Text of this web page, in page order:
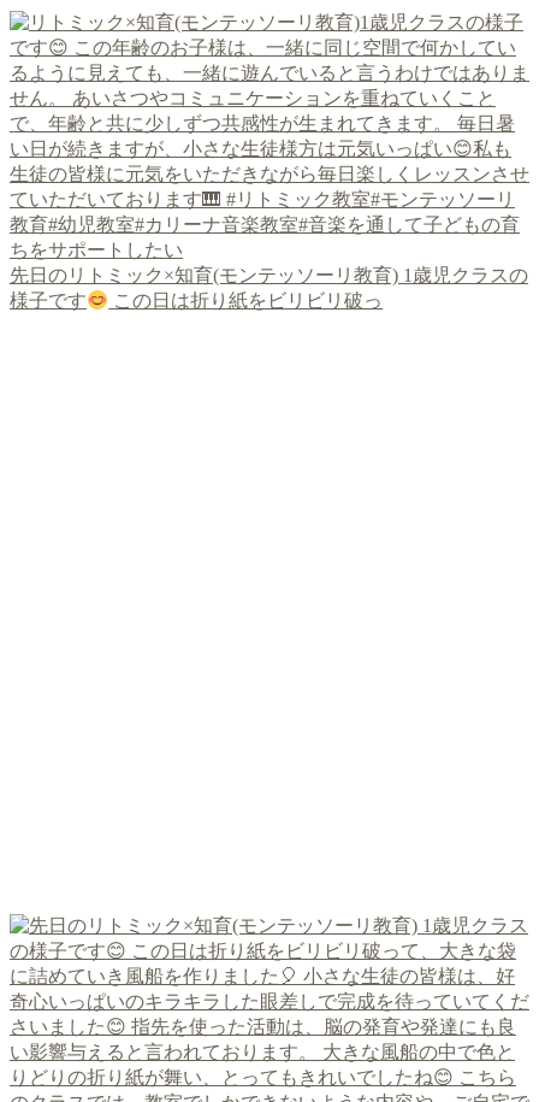
先日のリトミック×知育(モンテッソーリ教育) 1歳児クラスの
様子です
この日は折り紙をビリビリ破っ